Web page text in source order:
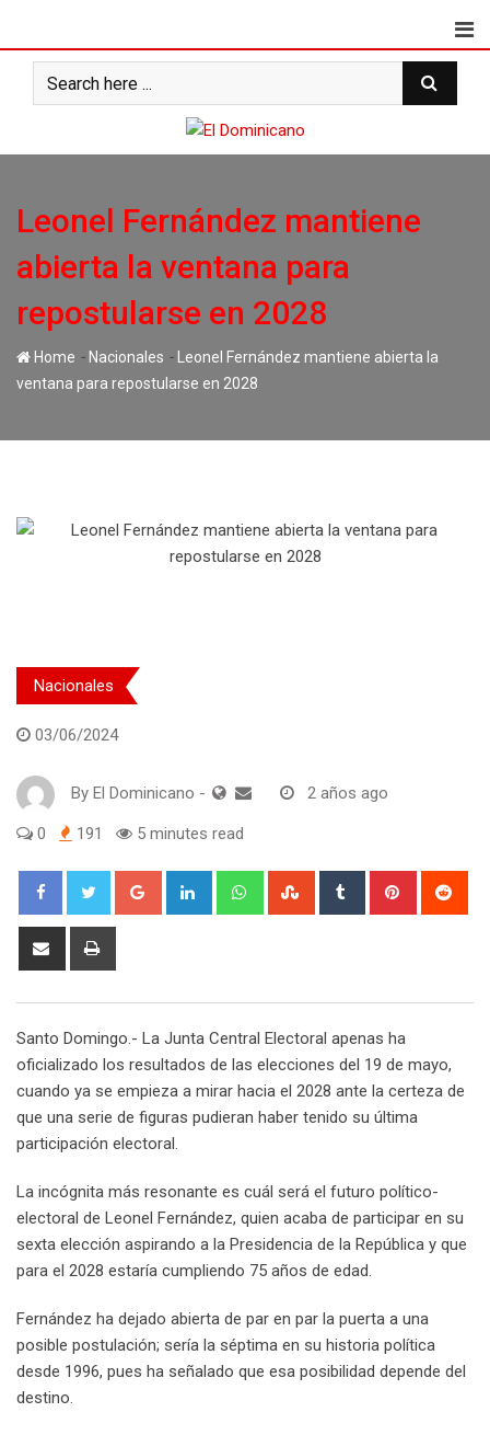
content
Leonel Fernández mantiene
abierta la ventana para
repostularse en 2028
Home - Nacionales -
Leonel Fernández mantiene abierta la
ventana para repostularse en 2028
Nacionales
03/06/2024
By El Dominicano - 2 años ago
0 191 5 minutes read
Google+ LinkedIn WhatsappStumbleUpon
Tumblr Pinterest
Share
Santo Domingo.- La Junta Central Electoral apenas ha
oficializado los resultados de las elecciones del 19 de mayo,
cuando ya se empieza a mirar hacia el 2028 ante la certeza de
que una serie de figuras pudieran haber tenido su última
participación electoral.
La incógnita más resonante es cuál será el futuro político-
electoral de Leonel Fernández, quien acaba de participar en su
sexta elección aspirando a la Presidencia de la República y que
para el 2028 estaría cumpliendo 75 años de edad.
Fernández ha dejado abierta de par en par la puerta a una
posible postulación; sería la séptima en su historia política
desde 1996, pues ha señalado que esa posibilidad depende del
destino.